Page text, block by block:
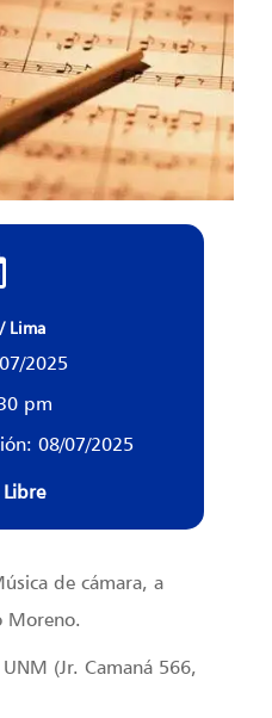
Lima
2025
pm
08/07/2025
de cámara, a
Moreno.
(Jr. Camaná 566,